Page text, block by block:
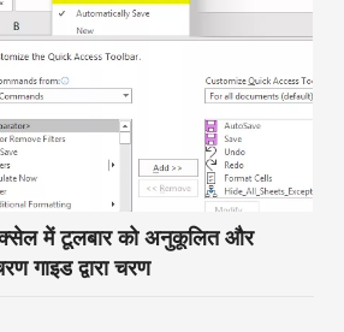
में टूलबार को अनुकूलित और
गाइड द्वारा चरण